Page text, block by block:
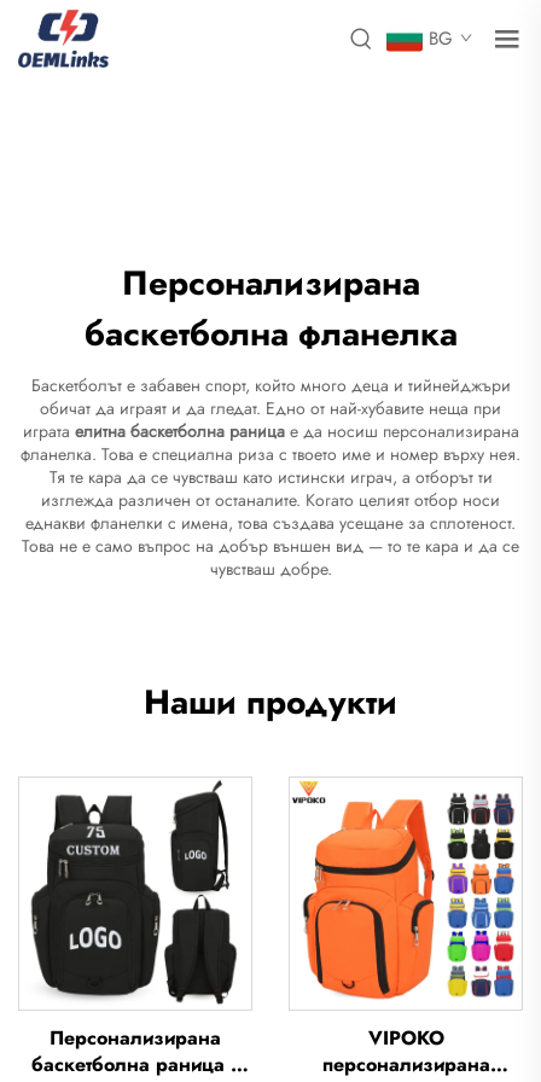
BG
Персонализирана
баскетболна фланелка
Баскетболът е забавен спорт, който много деца и тийнейджъри
обичат да играят и да гледат. Едно от най-хубавите неща при
играта елитна баскетболна раница е да носиш персонализирана
фланелка. Това е специална риза с твоето име и номер върху нея.
Тя те кара да се чувстваш като истински играч, а отборът ти
изглежда различен от останалите. Когато целият отбор носи
еднакви фланелки с имена, това създава усещане за сплотеност.
Това не е само въпрос на добър външен вид — то те кара и да се
чувстваш добре.
Наши продукти
Персонализирана
баскетболна раница с
VIPOKO
персонализирана